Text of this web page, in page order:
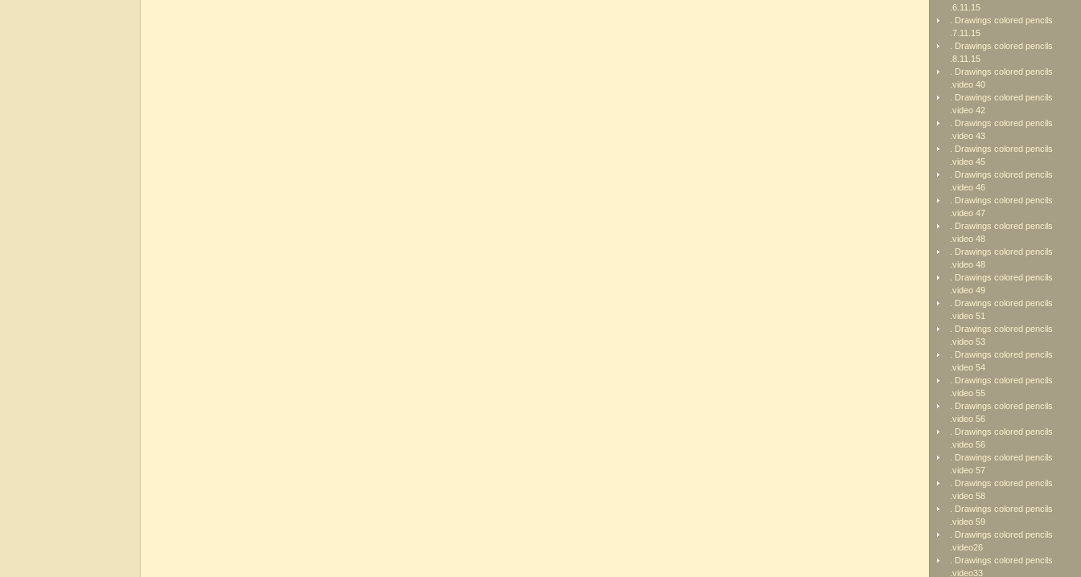
.6.11.15
. Drawings colored pencils
.7.11.15
. Drawings colored pencils
.8.11.15
. Drawings colored pencils
.video 40
. Drawings colored pencils
.video 42
. Drawings colored pencils
.video 43
. Drawings colored pencils
.video 45
. Drawings colored pencils
.video 46
. Drawings colored pencils
.video 47
. Drawings colored pencils
.video 48
. Drawings colored pencils
.video 48
. Drawings colored pencils
.video 49
. Drawings colored pencils
.video 51
. Drawings colored pencils
.video 53
. Drawings colored pencils
.video 54
. Drawings colored pencils
.video 55
. Drawings colored pencils
.video 56
. Drawings colored pencils
.video 56
. Drawings colored pencils
.video 57
. Drawings colored pencils
.video 58
. Drawings colored pencils
.video 59
. Drawings colored pencils
.video26
. Drawings colored pencils
.video33